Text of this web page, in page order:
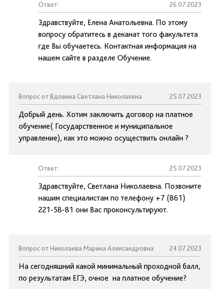
Ответ: 26.07.2023
Здравствуйте, Елена Анатольевна. По этому
вопросу обратитесь в деканат того факультета
где Вы обучаетесь. Контактная информация на
нашем сайте в разделе Обучение.
Вопрос от Вдовина Светлана Николаевна 25.07.2023
Добрый день. Хотим заключить договор на платное
обучение( Государственное и муниципальное
управление), как это можно осуществить онлайн ?
Ответ: 25.07.2023
Здравствуйте, Светлана Николаевна. Позвоните
нашим специалистам по телефону +7 (861)
221-58-81 они Вас проконсультируют.
Вопрос от Николаева Марина Александровна 24.07.2023
На сегодняшний какой минимальный проходной балл,
по результатам ЕГЭ, очное на платное обучение?